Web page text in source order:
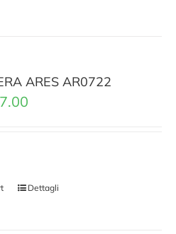
ARES AR0722
Dettagli